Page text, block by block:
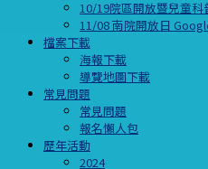
10/19院區開放暨兒童
11/08 南院開放日
檔案下載
海報下載
導覽地圖下載
常見問題
常見問題
報名懶人包
歷年活動
2024